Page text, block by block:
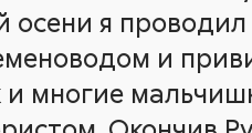
осени я
и
многие